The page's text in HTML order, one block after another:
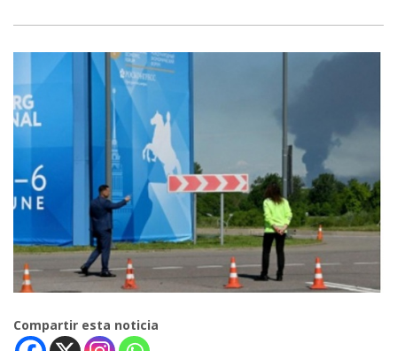
Compartir esta noticia